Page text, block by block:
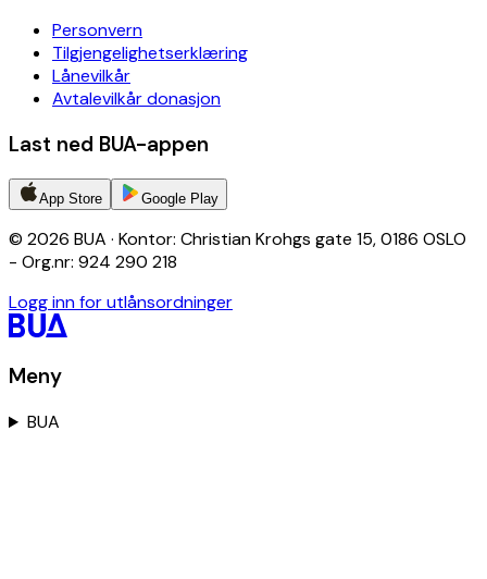
Personvern
Tilgjengelighetserklæring
Lånevilkår
Avtalevilkår donasjon
Last ned BUA-appen
App Store Google Play
© 2026 BUA · Kontor: Christian Krohgs gate 15, 0186 OSLO
- Org.nr: 924 290 218
Logg inn for utlånsordninger
Meny
BUA